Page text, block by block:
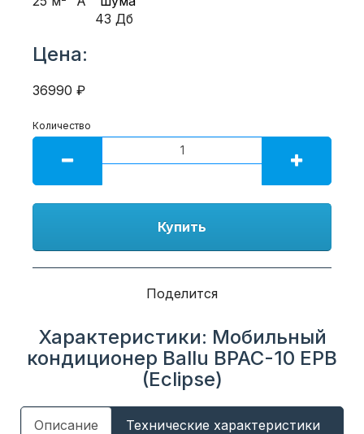
43 Дб
Цена:
36990 ₽
Количество
Купить
Поделится
Характеристики: Мобильный
кондиционер Ballu BPAC-10 EPB
(Eclipse)
Описание Технические характеристики